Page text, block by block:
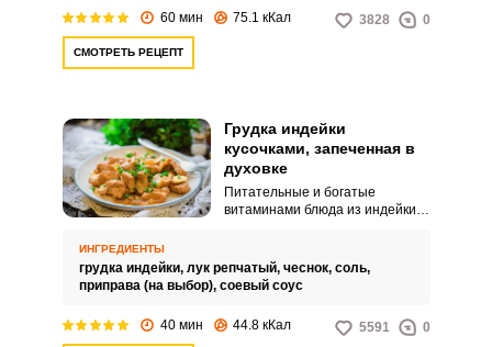
60 мин 75.1 кКал 3828 0
СМОТРЕТЬ РЕЦЕПТ
Грудка индейки
кусочками, запеченная в
духовке
Питательные и богатые
витаминами блюда из индейки
рецепт выпекания мяса
кусочками.
ИНГРЕДИЕНТЫ
грудка индейки, лук репчатый, чеснок, соль,
приправа (на выбор), соевый соус
40 мин 44.8 кКал 5591 0